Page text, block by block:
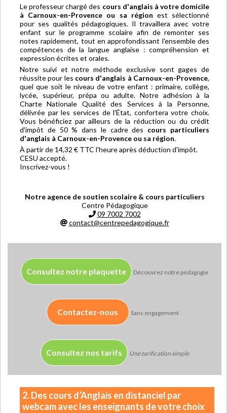
Le professeur chargé des cours d'anglais à votre domicile
à Carnoux-en-Provence ou sa région est sélectionné
pour ses qualités pédagogiques. Il travaillera avec votre
enfant sur le programme scolaire afin de remonter ses
notes rapidement, tout en approfondissant l'ensemble des
compétences de la langue anglaise : compréhension et
expression écrites et orales.
Notre suivi et notre méthode exclusive sont gages de
réussite pour les cours d'anglais à Carnoux-en-Provence,
quel que soit le niveau de votre enfant : primaire, collège,
lycée, supérieur, prépa ou adulte. Notre adhésion à la
Charte Nationale Qualité des Services à la Personne,
délivrée par les services de l'État, confortera votre choix.
Vous bénéficiez par ailleurs de la réduction ou du crédit
d'impôt de 50 % dans le cadre des cours particuliers
d'anglais à Carnoux-en-Provence ou sa région.
À partir de 14,32 € TTC l'heure après déduction d'impôt.
CESU accepté.
Inscrivez-vous !
Notre agence de soutien scolaire & cours particuliers
Centre Pédagogique
09 7002 7002
contact@centrepedagogique.fr
Consultez notre plaquette Découvrez notre pédagogie
Contactez-nous Sans engagement
Consultez nos tarifs Une tarification simple
2. Des cours d’Anglais en distanciel par
webcam avec les enseignants de votre choix